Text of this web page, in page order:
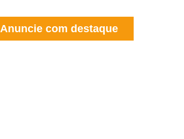
Anuncie com destaque